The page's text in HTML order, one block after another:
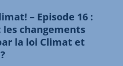
– Episode 16 :
les changements
la loi Climat et